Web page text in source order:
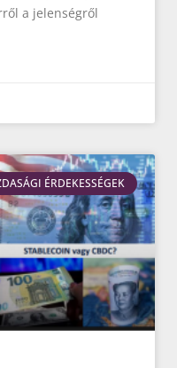
a jelenségről
ÉRDEKESSÉGEK